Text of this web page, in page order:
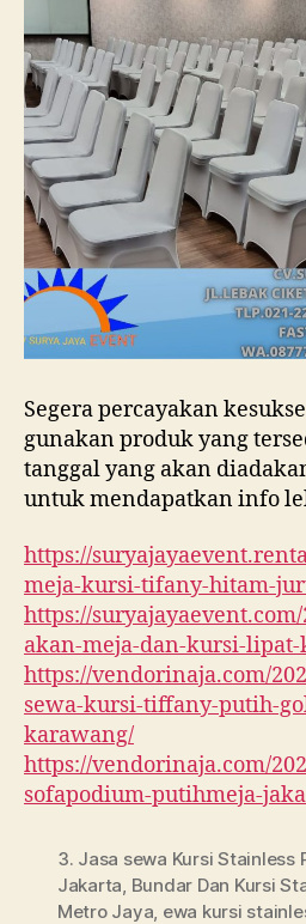
Segera percayakan
gunakan produk yang
tanggal yang akan
untuk mendapatkan info
https://
meja-kursi-tifany-hitam-
https://
akan-meja-dan-kursi-lipat-
https://vendorinaja.com/
sewa-kursi-tiffany-putih-
karawang/
https://vendorinaja.com/
sofapodium-putihmeja-
3. Jasa sewa Kursi Stainless
Jakarta, Bundar Dan Kursi
Metro Jaya, ewa kursi